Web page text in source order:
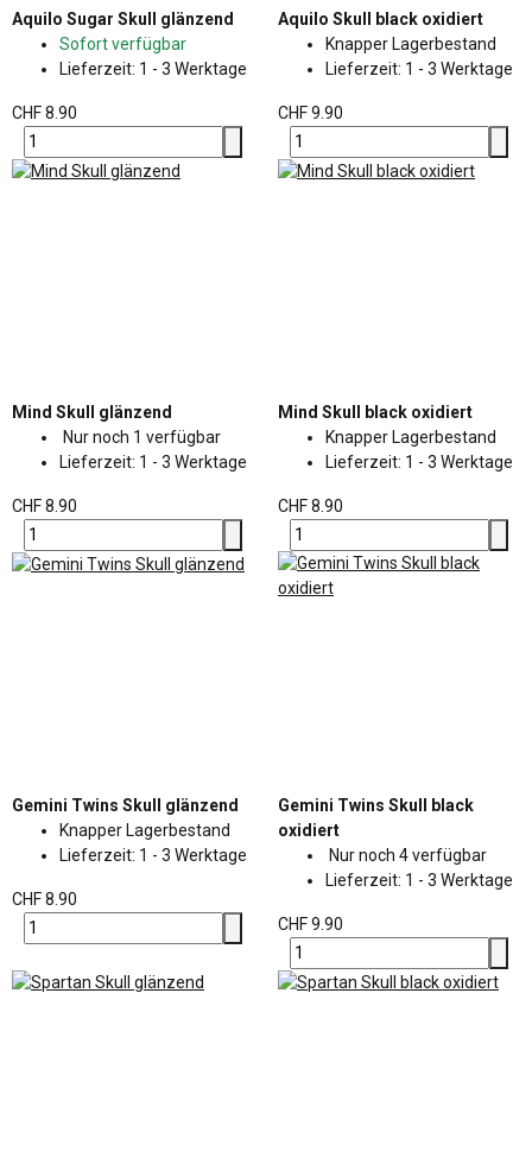
Aquilo Sugar Skull glänzend
Sofort verfügbar
Lieferzeit: 1 - 3 Werktage
CHF 8.90
Aquilo Skull black oxidiert
Knapper Lagerbestand
Lieferzeit: 1 - 3 Werktage
CHF 9.90
Mind Skull glänzend
Nur noch 1 verfügbar
Lieferzeit: 1 - 3 Werktage
CHF 8.90
Mind Skull black oxidiert
Knapper Lagerbestand
Lieferzeit: 1 - 3 Werktage
CHF 8.90
Gemini Twins Skull glänzend
Knapper Lagerbestand
Lieferzeit: 1 - 3 Werktage
CHF 8.90
Gemini Twins Skull black
oxidiert
Nur noch 4 verfügbar
Lieferzeit: 1 - 3 Werktage
CHF 9.90